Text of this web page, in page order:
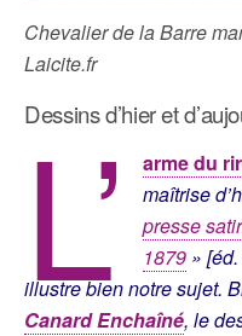
Chevalier de la Barre
Laicite.fr
Dessins d’hier et
L’ arme du
maîtrise
presse
1879 »
illustre bien notre sujet.
Canard Enchaîné, le